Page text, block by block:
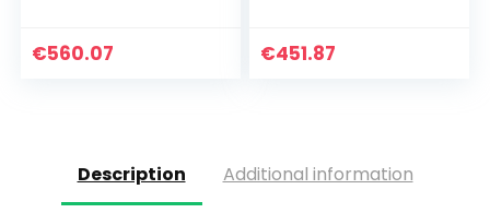
met
€560.07
sportuitrusting
€451.87
Description Additional information